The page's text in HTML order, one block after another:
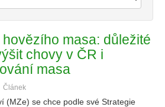
masa: důležité
chovy v ČR i
masa
Článek
(MZe) se chce podle své Strategie